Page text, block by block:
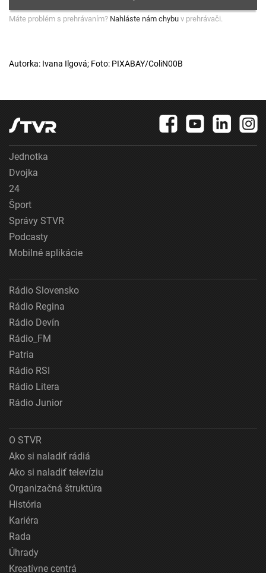
Máte problém s prehrávaním? Nahláste nám chybu v prehrávači.
Autorka: Ivana Ilgová; Foto: PIXABAY/ColiN00B
Jednotka
Dvojka
24
Šport
Správy STVR
Podcasty
Mobilné aplikácie
Rádio Slovensko
Rádio Regina
Rádio Devín
Rádio_FM
Patria
Rádio RSI
Rádio Litera
Rádio Junior
O STVR
Ako si naladiť rádiá
Ako si naladiť televíziu
Organizačná štruktúra
História
Kariéra
Rada
Úhrady
Kreatívne centrá